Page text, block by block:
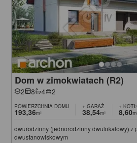
Dom w zimokwiatach (R2)
2 8 4 2
POWIERZCHNIA DOMU
193,36m²
+ GARAŻ
38,54m²
+
8,60
dwurodzinny (jednorodzinny dwulokalowy) z
dwustanowiskowym